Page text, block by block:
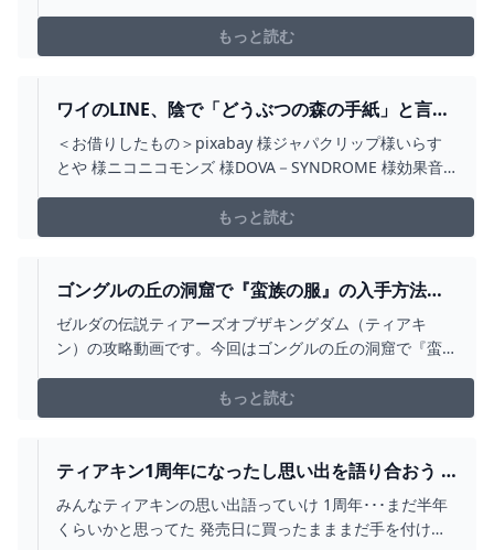
もっと読む
ワイのLINE、陰で「どうぶつの森の手紙」と言わ
れていた模様【ゆっくり解説】【2CH面白スレ】 -
YOUTUBE
＜お借りしたもの＞pixabay 様ジャパクリップ様いらす
とや 様ニコニコモンズ 様DOVA－SYNDROME 様効果音
※5ch申請許諾済み＜元スレ＞hの後のスペースを消して
ください。#2ch #5ch #2ちゃんねる 当チャンネルは通勤
もっと読む
ゴングルの丘の洞窟で『蛮族の服』の入手方法と
マヨイの落とし物【ゼルダの伝説 ティアーズオブ
ザキングダム（ティアキン）】 - YOUTUBE
ゼルダの伝説ティアーズオブザキングダム（ティアキ
ン）の攻略動画です。今回はゴングルの丘の洞窟で『蛮
す。00:00 監視砦の鳥望台からゴングルの丘の洞窟へ向か
う00:48 ゴングルの丘の洞窟に到着、マップで場所を表示
もっと読む
ティアキン1周年になったし思い出を語り合おう :
あにまんCH
みんなティアキンの思い出語っていけ 1周年･･･まだ半年
くらいかと思ってた 発売日に買ったまままだ手を付けら